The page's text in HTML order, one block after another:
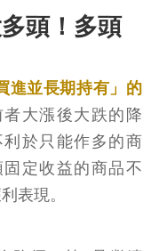
頭！多頭
進並長期持有」的
者大漲後大跌的降
於只能作多的商
定收益的商品不
表現。